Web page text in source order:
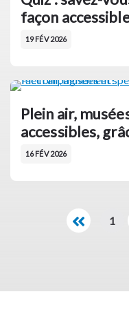
façon
19 FÉV 2026
Plein air,
accessibles,
16 FÉV 2026
1